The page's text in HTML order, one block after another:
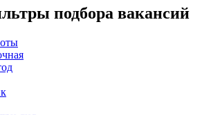
подбора вакансий